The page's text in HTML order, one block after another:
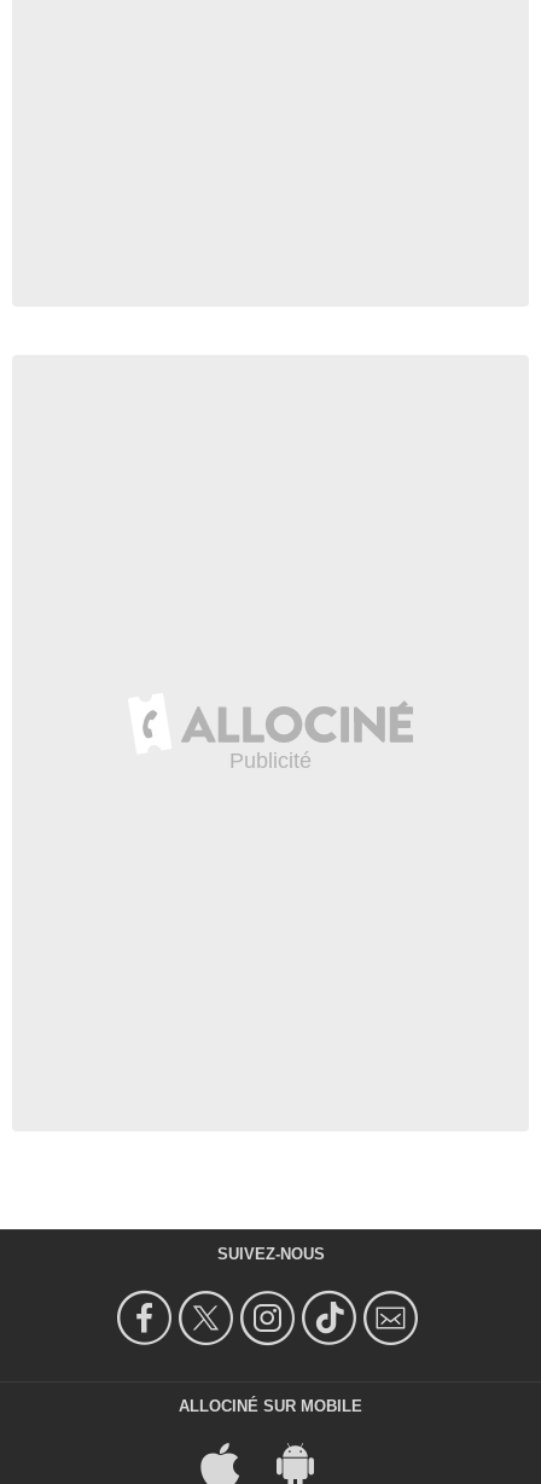
SUIVEZ-NOUS
ALLOCINÉ SUR MOBILE